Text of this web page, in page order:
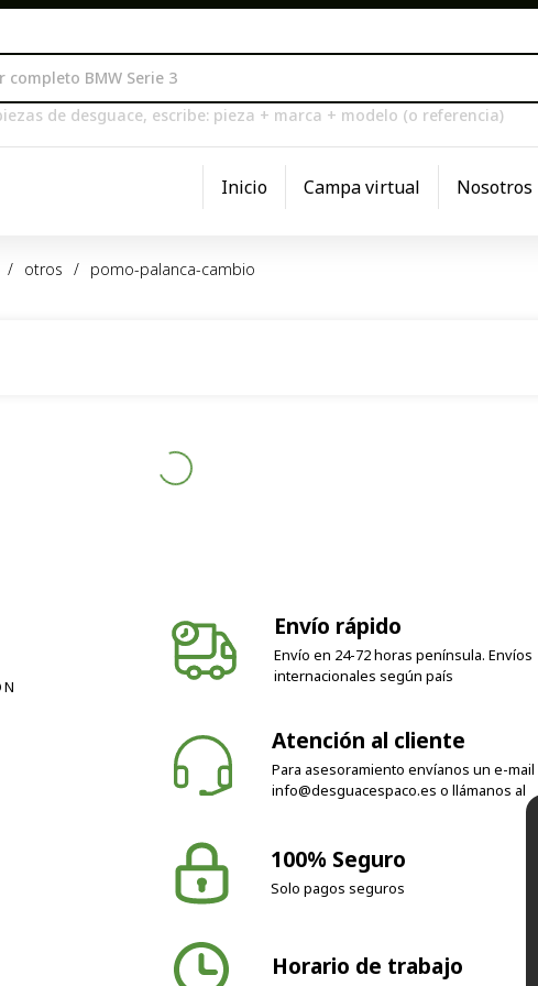
de desguace, escribe: pieza + marca + modelo (o referencia)
Inicio Campa virtual Nosotros
/ otros / pomo-palanca-cambio
Envío en 24-72 horas península. Envíos
internacionales según país
Para asesoramiento envíanos un e-mail a
info@desguacespaco.es o llámanos al
Solo pagos seguros